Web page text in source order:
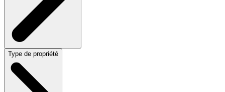
Type de propriété